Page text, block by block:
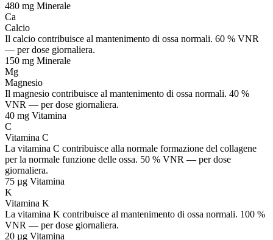
480 mg Minerale
Ca
Calcio
Il calcio contribuisce al mantenimento di ossa normali. 60 % VNR
— per dose giornaliera.
150 mg Minerale
Mg
Magnesio
Il magnesio contribuisce al mantenimento di ossa normali. 40 %
VNR — per dose giornaliera.
40 mg Vitamina
C
Vitamina C
La vitamina C contribuisce alla normale formazione del collagene
per la normale funzione delle ossa. 50 % VNR — per dose
giornaliera.
75 µg Vitamina
K
Vitamina K
La vitamina K contribuisce al mantenimento di ossa normali. 100 %
VNR — per dose giornaliera.
20 µg Vitamina